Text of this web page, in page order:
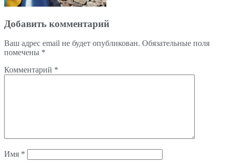
Добавить комментарий
Ваш адрес email не будет опубликован. Обязательные поля
помечены *
Комментарий *
Имя *